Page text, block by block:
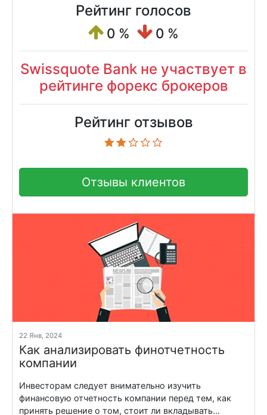
Рейтинг голосов
0 % 0 %
Swissquote Bank не участвует в
рейтинге форекс брокеров
Рейтинг отзывов
Отзывы клиентов
22 Янв, 2024
Как анализировать финотчетность
компании
Инвесторам следует внимательно изучить
финансовую отчетность компании перед тем, как
принять решение о том, стоит ли вкладывать...